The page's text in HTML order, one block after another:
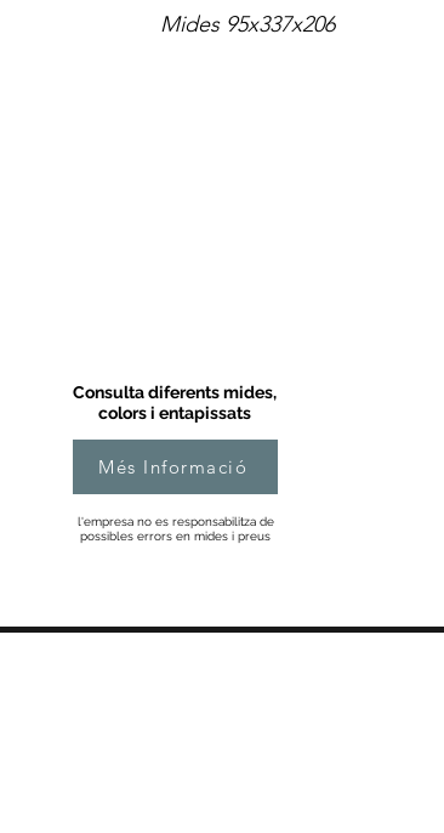
Mides 95x337x206
Consulta diferents mides,
colors i entapissats
Més Informació
l'empresa no es responsabilitza de
possibles errors en mides i preus